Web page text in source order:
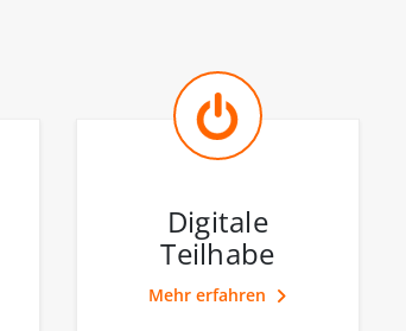
Digitale
Teilhabe
Mehr erfahren